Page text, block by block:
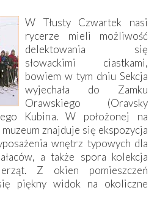
W Tłusty Czwartek nasi
rycerze mieli możliwość
delektowania się
słowackimi ciastkami,
bowiem w tym dniu Sekcja
wyjechała do Zamku
Orawskiego (Oravsky
Kubina. W położonej na
znajduje się ekspozycja
wnętrz typowych dla
a także spora kolekcja
Z okien pomieszczeń
piękny widok na okoliczne